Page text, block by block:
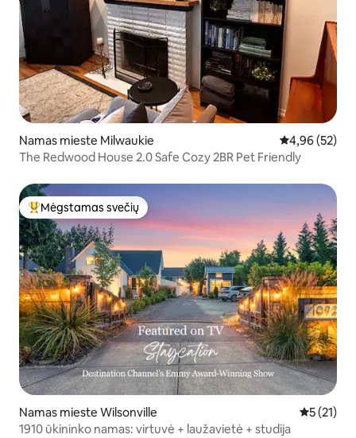
Namas mieste Milwaukie Vidutinis
4,96 (52)
The Redwood House 2.0 Safe Cozy 2BR Pet Friendly
Svečių mėgstamiausias
Mėgstamas svečių
Namas mieste Wilsonville Vidutinis
5 (21)
1910 ūkininko namas: virtuvė + laužavietė + studija